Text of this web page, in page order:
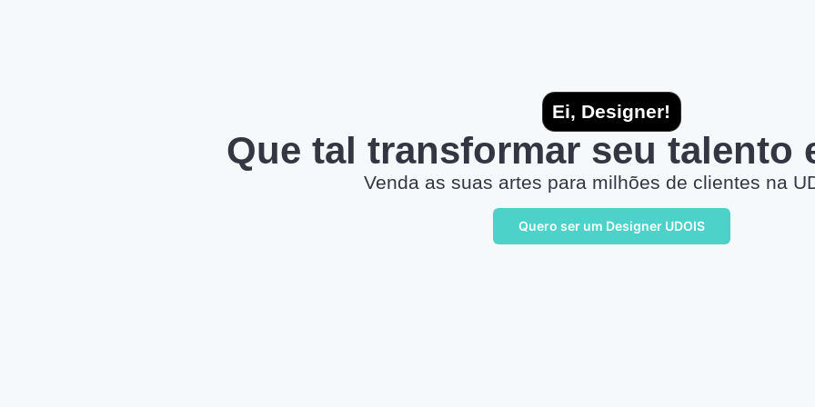
Ei, Designer!
Que tal transformar seu talento
Venda as suas artes para milhões de clientes na
Quero ser um Designer UDOIS